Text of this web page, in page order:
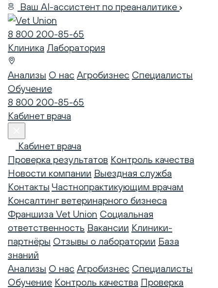
Ваш AI-ассистент по преаналитике
8 800 200-85-65
Клиника Лаборатория
Анализы О нас Агробизнес Специалисты
Обучение
8 800 200-85-65
Кабинет врача
Кабинет врача
Проверка результатов Контроль качества
Новости компании Выездная служба
Контакты Частнопрактикующим врачам
Консалтинг ветеринарного бизнеса
Франшиза Vet Union Социальная
ответственность Вакансии Клиники-
партнёры Отзывы о лаборатории База
знаний
Анализы О нас Агробизнес Специалисты
Обучение Контроль качества Проверка